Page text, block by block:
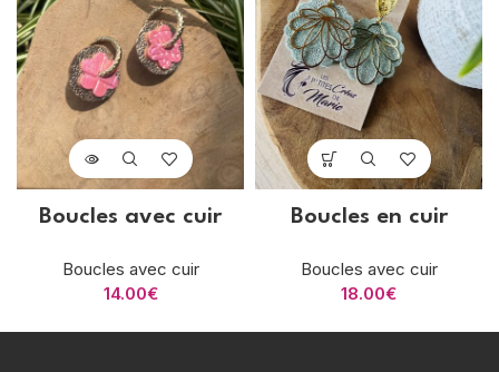
Boucles avec cuir
Boucles avec cuir
14.00€
Boucles en cuir
Boucles avec cuir
18.00€